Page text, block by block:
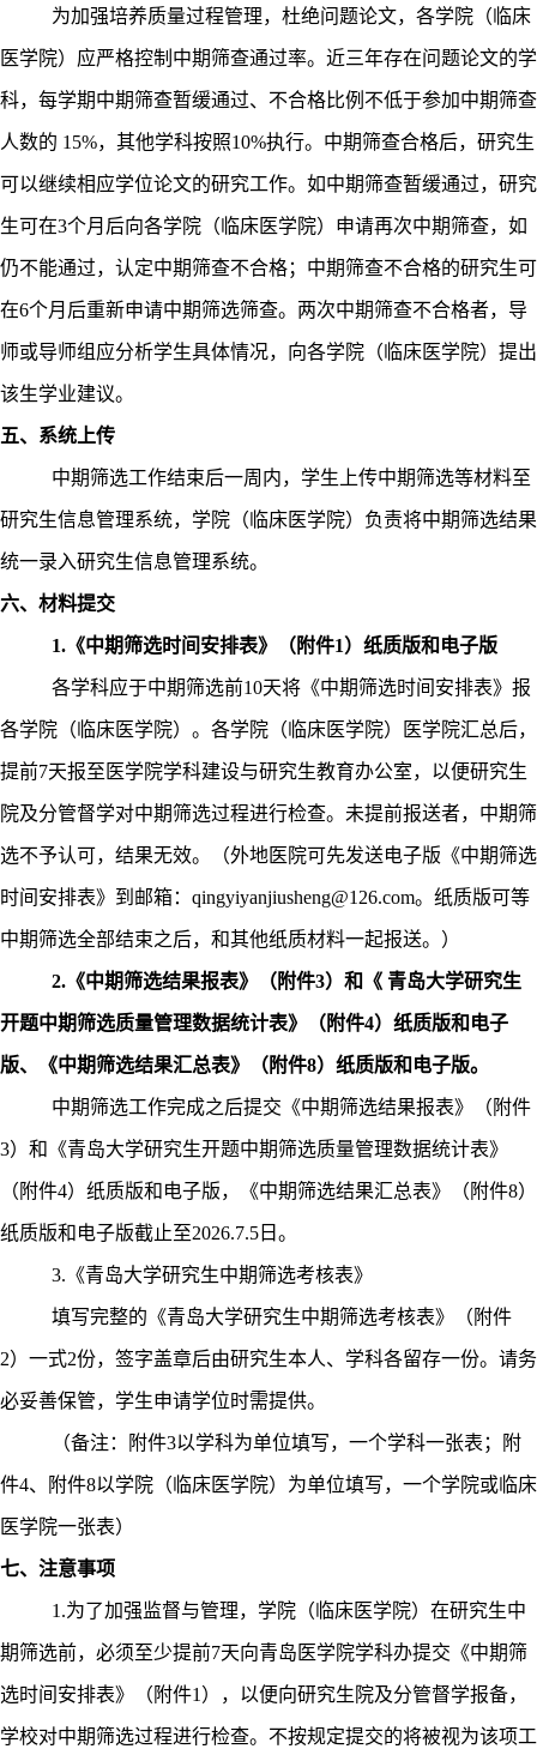
为加强培养质量过程管理，杜绝问题论文，各学院（临床
医学院）应严格控制中期筛查通过率。近三年存在问题论文的学
科，每学期中期筛查暂缓通过、不合格比例不低于参加中期筛查
人数的 15%，其他学科按照10%执行。中期筛查合格后，研究生
可以继续相应学位论文的研究工作。如中期筛查暂缓通过，研究
生可在3个月后向各学院（临床医学院）申请再次中期筛查，如
仍不能通过，认定中期筛查不合格；中期筛查不合格的研究生可
在6个月后重新申请中期筛选筛查。两次中期筛查不合格者，导
师或导师组应分析学生具体情况，向各学院（临床医学院）提出
该生学业建议。
五、系统上传
中期筛选工作结束后一周内，学生上传中期筛选等材料至
研究生信息管理系统，学院（临床医学院）负责将中期筛选结果
统一录入研究生信息管理系统。
六、材料提交
1. 《中期筛选时间安排表》（附件1）纸质版和电子版
各学科应于中期筛选前10天将《中期筛选时间安排表》报
各学院（临床医学院）。各学院（临床医学院）医学院汇总后，
提前7天报至医学院学科建设与研究生教育办公室，以便研究生
院及分管督学对中期筛选过程进行检查。未提前报送者，中期筛
选不予认可，结果无效。（外地医院可先发送电子版《中期筛选
时间安排表》到邮箱： qingyiyanjiusheng@126.com。纸质版可等
中期筛选全部结束之后，和其他纸质材料一起报送。）
2. 《中期筛选结果报表》（附件3）和《 青岛大学研究生
开题中期筛选质量管理数据统计表》（附件4）纸质版和电子
版、《中期筛选结果汇总表》（附件8）纸质版和电子版。
中期筛选工作完成之后提交《中期筛选结果报表》（附件
3）和《青岛大学研究生开题中期筛选质量管理数据统计表》
（附件4）纸质版和电子版，《中期筛选结果汇总表》（附件8）
纸质版和电子版截止至2026.7.5 日。
3. 《青岛大学研究生中期筛选考核表》
填写完整的《青岛大学研究生中期筛选考核表》（附件
2）一式2份，签字盖章后由研究生本人、学科各留存一份。请务
必妥善保管，学生申请学位时需提供。
（备注：附件3以学科为单位填写，一个学科一张表；附
件4、附件8以学院（临床医学院）为单位填写，一个学院或临床
医学院一张表）
七、注意事项
1.为了加强监督与管理，学院（临床医学院）在研究生中
期筛选前，必须至少提前7天向青岛医学院学科办提交《中期筛
选时间安排表》（附件1），以便向研究生院及分管督学报备，
学校对中期筛选过程进行检查。不按规定提交的将被视为该项工